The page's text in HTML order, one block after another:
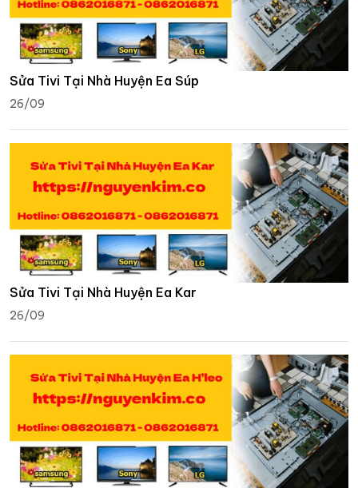
Sửa Tivi Tại Nhà Huyện Ea Súp
26/09
Sửa Tivi Tại Nhà Huyện Ea Kar
26/09